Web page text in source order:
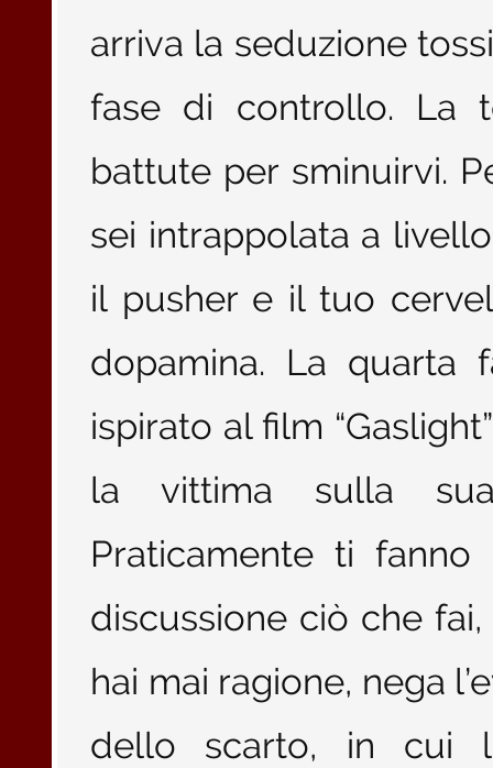
arriva la seduzione
fase di controllo. La
battute per sminuirvi.
sei intrappolata a
il pusher e il tuo
dopamina. La quarta
ispirato al film
la vittima sulla
Praticamente ti
discussione ciò che
hai mai ragione, nega
dello scarto, in cui